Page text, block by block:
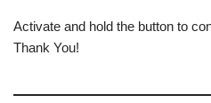
Activate and hold the button to
Thank You!